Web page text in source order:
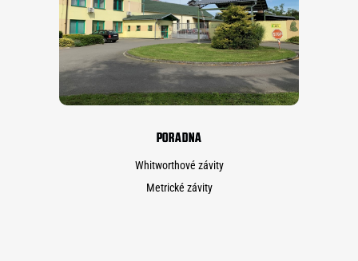
PORADNA
Whitworthové závity
Metrické závity